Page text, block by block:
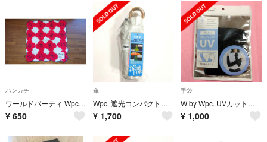
ハンカチ
ワールドパーティ Wpc. Patterns ハンカチタオル カメリアレッド スカラップ 25cm
¥ 650
傘
Wpc. 遮光コンパクトフリル
¥ 1,700
手袋
W by Wpc. UVカット接触冷感親指付きアームカバー
¥ 1,000